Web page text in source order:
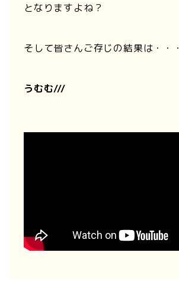
となりますよね？
そして皆さんご存じの結果は・・・
うむむ///